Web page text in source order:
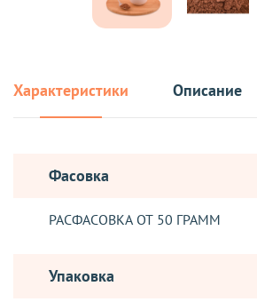
Характеристики Описание
Фасовка
РАСФАСОВКА ОТ 50 ГРАММ
Упаковка